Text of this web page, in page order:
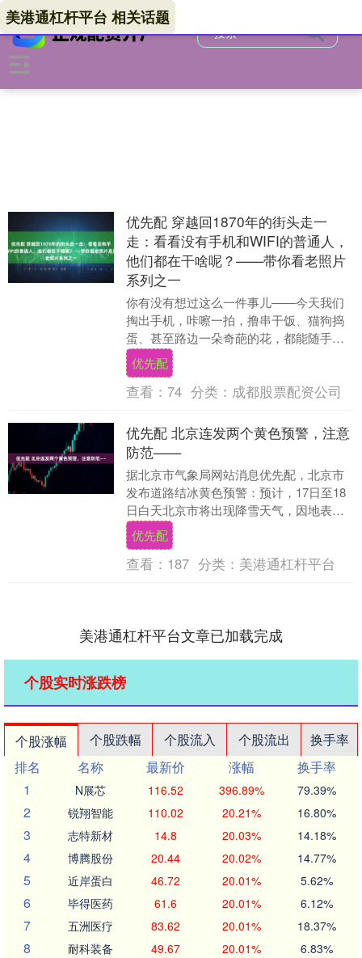
美港通杠杆平台 相关话题
优先配 穿越回1870年的街头走一
走：看看没有手机和WIFI的普通人，
他们都在干啥呢？——带你看老照片
系列之一
你有没有想过这么一件事儿——今天我们
掏出手机，咔嚓一拍，撸串干饭、猫狗捣
蛋、甚至路边一朵奇葩的花，都能随手记
下来。这事儿平常得跟呼吸、喝水一样，
对吧？ 但把时间....
优先配
查看： 74 分类： 成都股票配资公司
优先配 北京连发两个黄色预警，注意
防范——
据北京市气象局网站消息优先配，北京市
发布道路结冰黄色预警：预计，17日至18
日白天北京市将出现降雪天气，因地表温
度低于0℃，17日午后至18日有道路结
冰，请注意....
优先配
查看： 187 分类： 美港通杠杆平台
美港通杠杆平台文章已加载完成
个股实时涨跌榜
个股涨幅 个股跌幅 个股流入 个股流出
换手率
排名
名称 最新价 涨幅
换手率
1
N展芯 116.52 396.89% 79.39%
2 锐翔智能 110.02 20.21% 16.80%
3 志特新材 14.8 20.03% 14.18%
4 博腾股份 20.44 20.02% 14.77%
5 近岸蛋白 46.72 20.01% 5.62%
6 毕得医药 61.6 20.01% 6.12%
7 五洲医疗 83.62 20.01% 18.37%
8 耐科装备 49.67 20.01% 6.83%